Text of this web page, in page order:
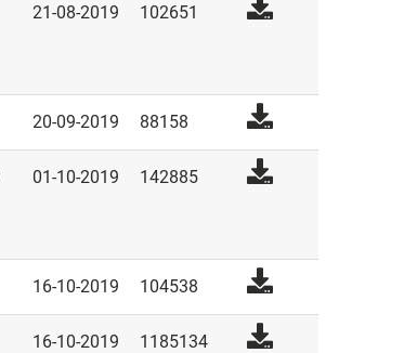
21-08-2019 102651
20-09-2019 88158
01-10-2019 142885
16-10-2019 104538
16-10-2019 1185134